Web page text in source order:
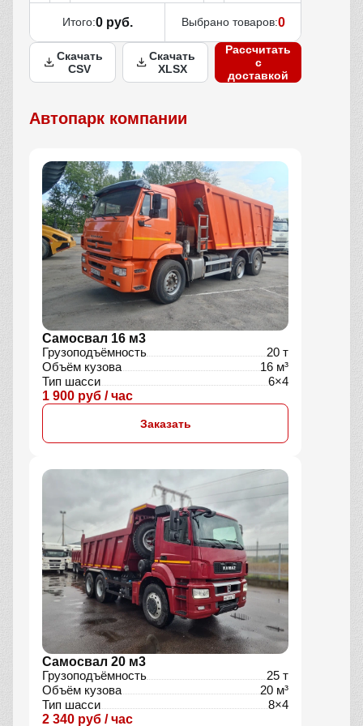
Итого:0 руб. Выбрано товаров:0
Скачать
CSV
Скачать
XLSX
Рассчитать
с
доставкой
Автопарк компании
Самосвал 16 м3
Грузоподъёмность
20 т
Объём кузова
16 м³
Тип шасси
6×4
1 900 руб / час
Заказать
Самосвал 20 м3
Грузоподъёмность
25 т
Объём кузова
20 м³
Тип шасси
8×4
2 340 руб / час